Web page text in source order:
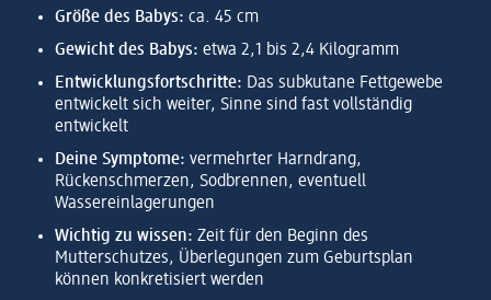
Größe des Babys: ca. 45 cm
Gewicht des Babys: etwa 2,1 bis 2,4 Kilogramm
Entwicklungsfortschritte: Das subkutane Fettgewebe
entwickelt sich weiter, Sinne sind fast vollständig
entwickelt
Deine Symptome: vermehrter Harndrang,
Rückenschmerzen, Sodbrennen, eventuell
Wassereinlagerungen
Wichtig zu wissen: Zeit für den Beginn des
Mutterschutzes, Überlegungen zum Geburtsplan
können konkretisiert werden